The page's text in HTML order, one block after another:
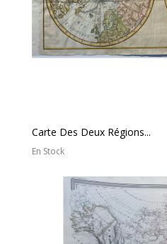
Carte Des Deux Régions...
En Stock